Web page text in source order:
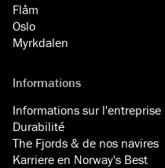
Flåm
Oslo
Myrkdalen
Informations
Informations sur l'entreprise
Durabilité
The Fjords & de nos navires
Karriere en Norway's Best